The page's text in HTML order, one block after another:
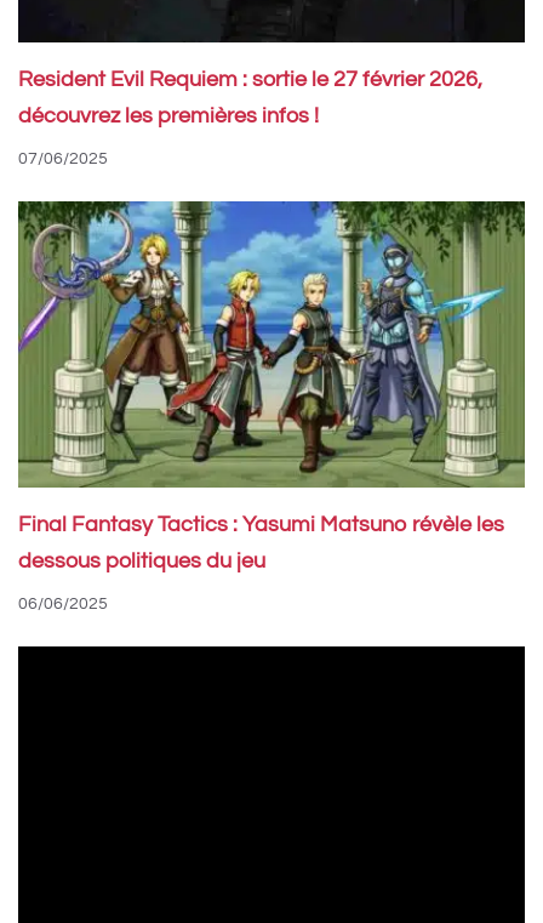
Resident Evil Requiem : sortie le 27 février 2026,
découvrez les premières infos !
07/06/2025
Final Fantasy Tactics : Yasumi Matsuno révèle les
dessous politiques du jeu
06/06/2025